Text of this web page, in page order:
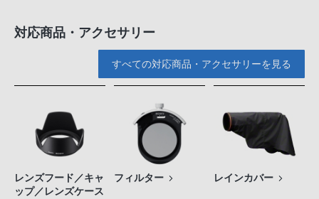
対応商品・アクセサリー
すべての対応商品・アクセサリーを見る
レンズフード／キャ
ップ／レンズケース
フィルター レインカバー